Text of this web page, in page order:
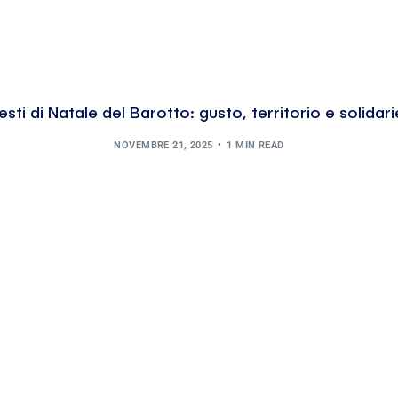
di Natale del Barotto: gusto, territorio e
NOVEMBRE 21, 2025 1 MIN READ